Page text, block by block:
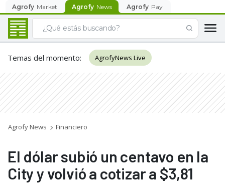
Agrofy Market Agrofy News Agrofy Pay
Temas del momento: AgrofyNews Live
Agrofy News Financiero
El dólar subió un centavo en la
City y volvió a cotizar a $3,81